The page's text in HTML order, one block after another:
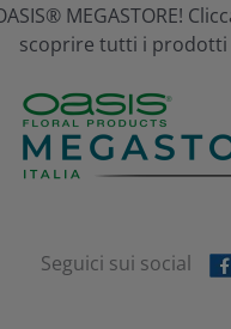
MEGASTORE!
scoprire tutti i prodotti
Seguici sui social